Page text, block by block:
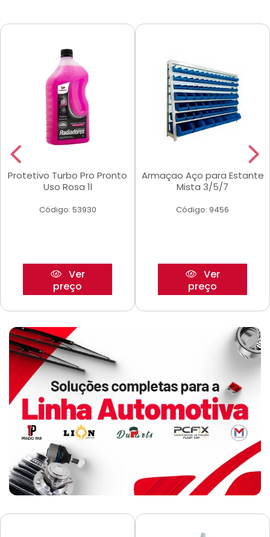
Protetivo Turbo Pro Pronto
Uso Rosa 1l
Código: 53930
Ver
preço
Armaçao Aço para Estante
Mista 3/5/7
Código: 9456
Ver
preço